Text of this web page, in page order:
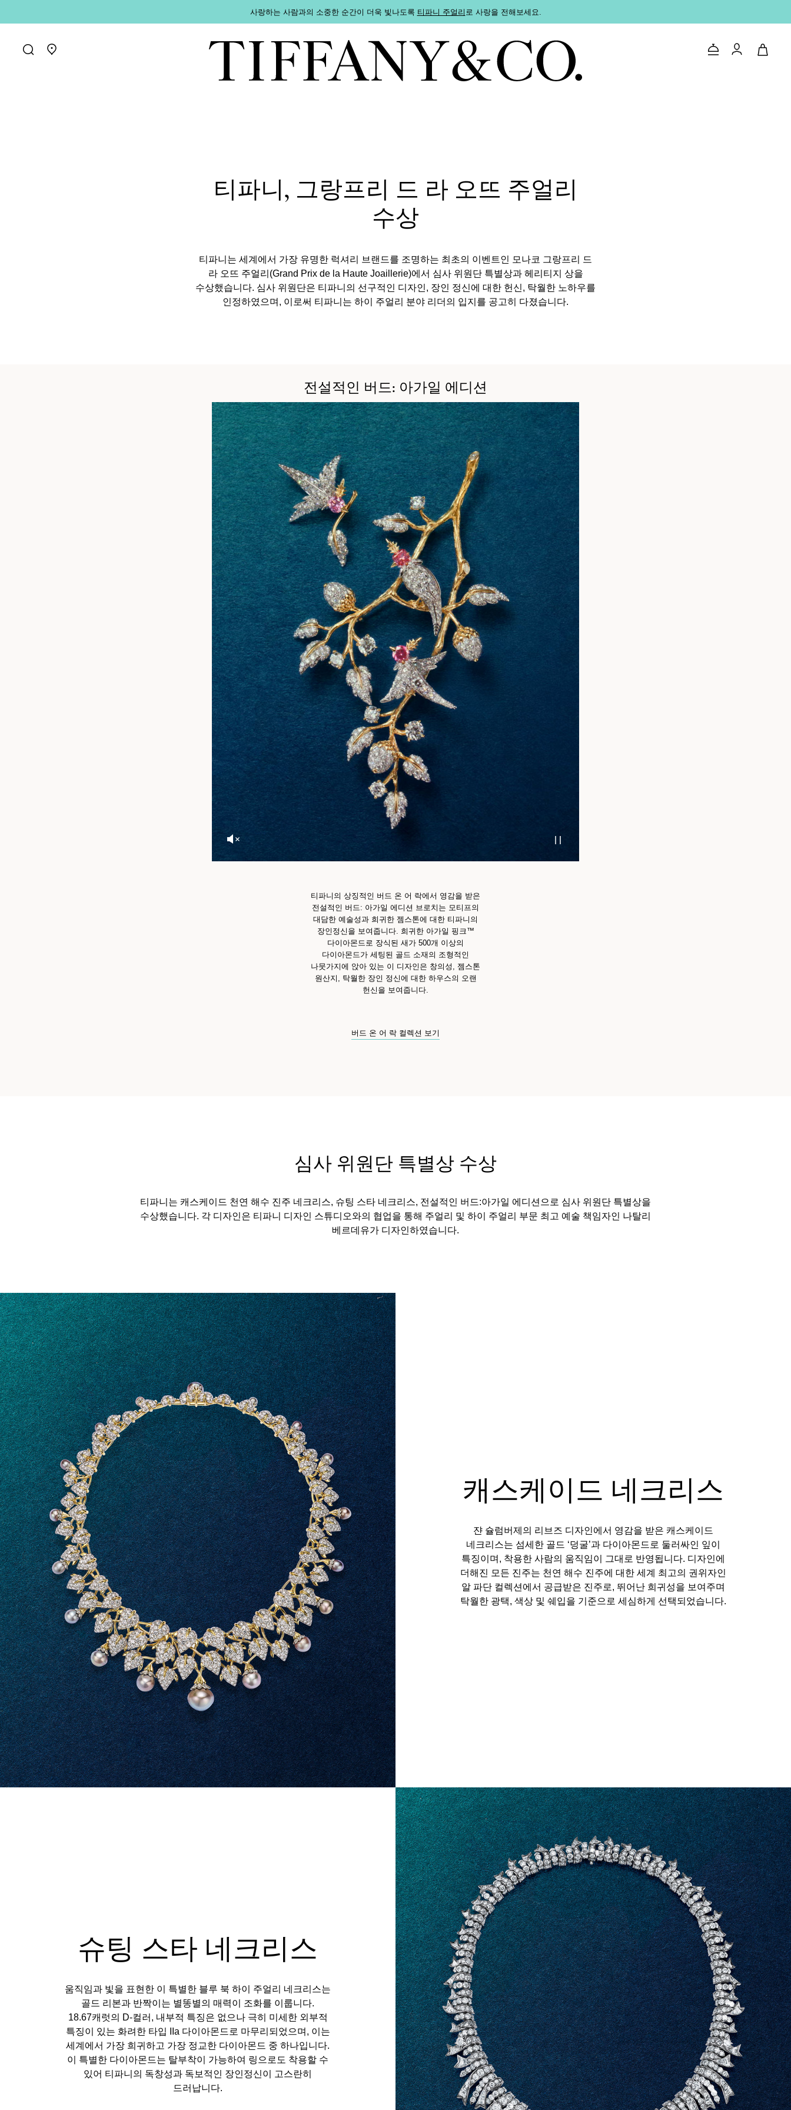
사랑하는 사람과의 소중한 순간이 더욱 빛나도록 티파니 주얼리로 사랑을 전해보세요.
매장 찾기로 가기 문의하기로그인
티파니™ 세팅 티파니 트루™ 티파니 포에버 티파니 솔리스트™
티파니, 그랑프리 드 라 오뜨 주얼리
수상
티파니는 세계에서 가장 유명한 럭셔리 브랜드를 조명하는 최초의 이벤트인 모나코 그랑프리 드
라 오뜨 주얼리(Grand Prix de la Haute Joaillerie)에서 심사 위원단 특별상과 헤리티지 상을
수상했습니다. 심사 위원단은 티파니의 선구적인 디자인, 장인 정신에 대한 헌신, 탁월한 노하우를
인정하였으며, 이로써 티파니는 하이 주얼리 분야 리더의 입지를 공고히 다졌습니다.
전설적인 버드: 아가일 에디션
티파니의 상징적인 버드 온 어 락에서 영감을 받은
전설적인 버드: 아가일 에디션 브로치는 모티프의
대담한 예술성과 희귀한 젬스톤에 대한 티파니의
장인정신을 보여줍니다. 희귀한 아가일 핑크™
다이아몬드로 장식된 새가 500개 이상의
다이아몬드가 세팅된 골드 소재의 조형적인
나뭇가지에 앉아 있는 이 디자인은 창의성, 젬스톤
원산지, 탁월한 장인 정신에 대한 하우스의 오랜
헌신을 보여줍니다.
버드 온 어 락 컬렉션 보기
심사 위원단 특별상 수상
티파니는 캐스케이드 천연 해수 진주 네크리스, 슈팅 스타 네크리스, 전설적인 버드:아가일 에디션으로 심사 위원단 특별상을
수상했습니다. 각 디자인은 티파니 디자인 스튜디오와의 협업을 통해 주얼리 및 하이 주얼리 부문 최고 예술 책임자인 나탈리
베르데유가 디자인하였습니다.
캐스케이드 네크리스
쟌 슐럼버제의 리브즈 디자인에서 영감을 받은 캐스케이드
네크리스는 섬세한 골드 ‘덩굴’과 다이아몬드로 둘러싸인 잎이
특징이며, 착용한 사람의 움직임이 그대로 반영됩니다. 디자인에
더해진 모든 진주는 천연 해수 진주에 대한 세계 최고의 권위자인
알 파단 컬렉션에서 공급받은 진주로, 뛰어난 희귀성을 보여주며
탁월한 광택, 색상 및 쉐입을 기준으로 세심하게 선택되었습니다.
슈팅 스타 네크리스
움직임과 빛을 표현한 이 특별한 블루 북 하이 주얼리 네크리스는
골드 리본과 반짝이는 별똥별의 매력이 조화를 이룹니다.
18.67캐럿의 D-컬러, 내부적 특징은 없으나 극히 미세한 외부적
특징이 있는 화려한 타입 IIa 다이아몬드로 마무리되었으며, 이는
세계에서 가장 희귀하고 가장 정교한 다이아몬드 중 하나입니다.
이 특별한 다이아몬드는 탈부착이 가능하여 링으로도 착용할 수
있어 티파니의 독창성과 독보적인 장인정신이 고스란히
드러납니다.